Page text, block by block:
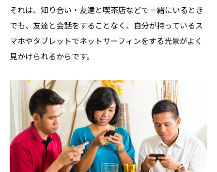
それは、知り合い・友達と喫茶店などで一緒にいるとき
でも、友達と会話をすることなく、自分が持っているス
マホやタブレットでネットサーフィンをする光景がよく
見かけられるからです。